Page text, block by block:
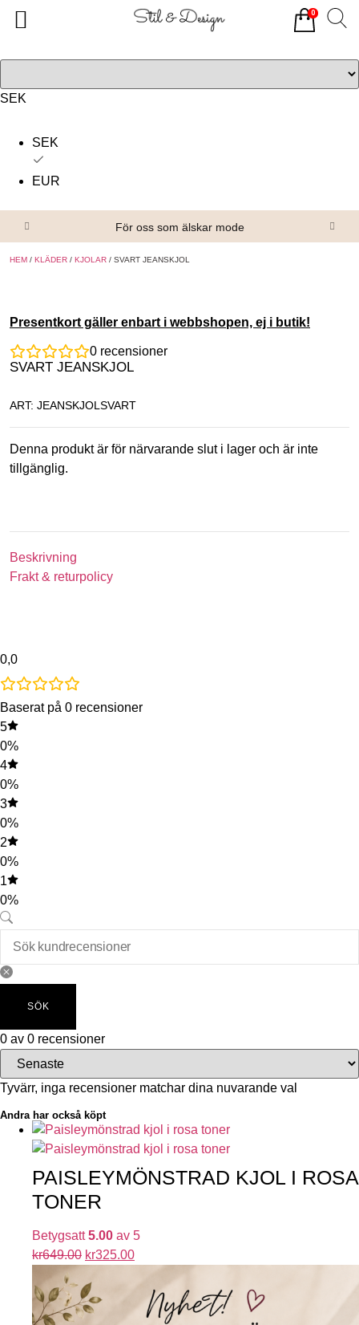
SEK
SEK
EUR
För oss som älskar mode
HEM / KLÄDER / KJOLAR / SVART JEANSKJOL
Presentkort gäller enbart i webbshopen, ej i butik!
0 recensioner
SVART JEANSKJOL
ART: JEANSKJOLSVART
Denna produkt är för närvarande slut i lager och är inte
tillgänglig.
Beskrivning
Frakt & returpolicy
0,0
Baserat på 0 recensioner
5
0%
4
0%
3
0%
2
0%
1
0%
SÖK
0 av 0 recensioner
Tyvärr, inga recensioner matchar dina nuvarande val
Andra har också köpt
PAISLEYMÖNSTRAD KJOL I ROSA
TONER
Betygsatt5.00 av 5
kr649.00 kr325.00
0
Alla produkter
Om oss